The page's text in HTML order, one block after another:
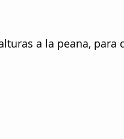
a la peana,